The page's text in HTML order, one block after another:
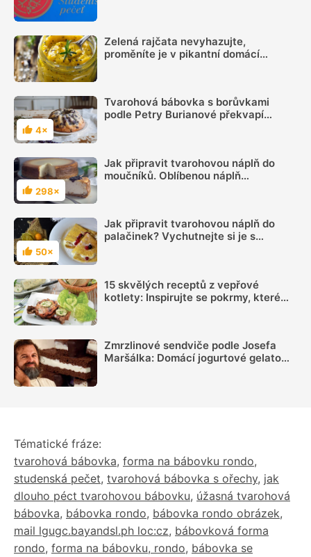
Zelená rajčata nevyhazujte,
proměníte je v pikantní domácí
Hodnocení
4×
Tvarohová bábovka s borůvkami
podle Petry Burianové překvapí
Hodnocení
298×
Jak připravit tvarohovou náplň do
moučníků. Oblíbenou náplň
Hodnocení
50×
Jak připravit tvarohovou náplň do
palačinek? Vychutnejte si je s
15 skvělých receptů z vepřové
kotlety: Inspirujte se pokrmy, které
Zmrzlinové sendviče podle Josefa
Maršálka: Domácí jogurtové gelato
Tématické fráze:
tvarohová bábovka, forma na bábovku rondo,
studenská pečet, tvarohová bábovka s ořechy, jak
dlouho péct tvarohovou bábovku, úžasná tvarohová
bábovka, bábovka rondo, bábovka rondo obrázek,
mail lgugc.bayandsl.ph loc:cz, bábovková forma
rondo, forma na bábovku, rondo, bábovka se